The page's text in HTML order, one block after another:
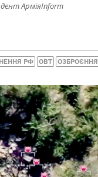
АрміяInform
РФ ОВТ ОЗБРОЄННЯ